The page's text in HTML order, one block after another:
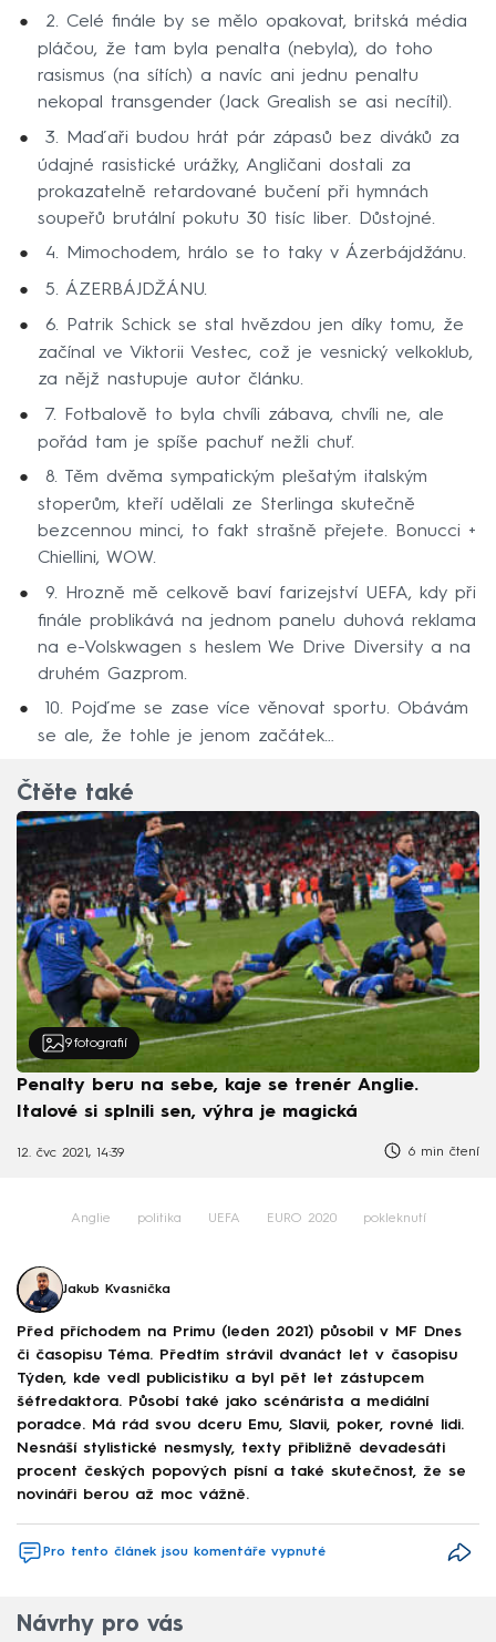
2. Celé finále by se mělo opakovat, britská média
pláčou, že tam byla penalta (nebyla), do toho
rasismus (na sítích) a navíc ani jednu penaltu
nekopal transgender (Jack Grealish se asi necítil).
3. Maďaři budou hrát pár zápasů bez diváků za
údajné rasistické urážky, Angličani dostali za
prokazatelně retardované bučení při hymnách
soupeřů brutální pokutu 30 tisíc liber. Důstojné.
4. Mimochodem, hrálo se to taky v Ázerbájdžánu.
5. ÁZERBÁJDŽÁNU.
6. Patrik Schick se stal hvězdou jen díky tomu, že
začínal ve Viktorii Vestec, což je vesnický velkoklub,
za nějž nastupuje autor článku.
7. Fotbalově to byla chvíli zábava, chvíli ne, ale
pořád tam je spíše pachuť nežli chuť.
8. Těm dvěma sympatickým plešatým italským
stoperům, kteří udělali ze Sterlinga skutečně
bezcennou minci, to fakt strašně přejete. Bonucci +
Chiellini, WOW.
9. Hrozně mě celkově baví farizejství UEFA, kdy při
finále problikává na jednom panelu duhová reklama
na e-Volskwagen s heslem We Drive Diversity a na
druhém Gazprom.
10. Pojďme se zase více věnovat sportu. Obávám
se ale, že tohle je jenom začátek…
Čtěte také
9 fotografií
Penalty beru na sebe, kaje se trenér Anglie.
Italové si splnili sen, výhra je magická
12. čvc 2021, 14:39 6 min čtení
Anglie politika UEFA EURO 2020 pokleknutí
Jakub Kvasnička
Před příchodem na Primu (leden 2021) působil v MF Dnes
či časopisu Téma. Předtím strávil dvanáct let v časopisu
Týden, kde vedl publicistiku a byl pět let zástupcem
šéfredaktora. Působí také jako scénárista a mediální
poradce. Má rád svou dceru Emu, Slavii, poker, rovné lidi.
Nesnáší stylistické nesmysly, texty přibližně devadesáti
procent českých popových písní a také skutečnost, že se
novináři berou až moc vážně.
Pro tento článek jsou komentáře vypnuté
Návrhy pro vás